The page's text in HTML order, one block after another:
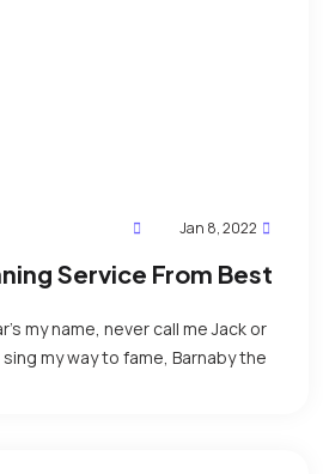
Service From Best
my name, never call me Jack or
my way to fame, Barnaby the...